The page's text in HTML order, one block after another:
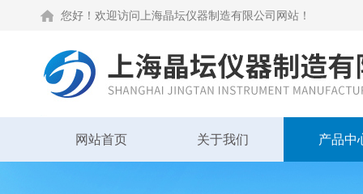
您好！欢迎访问上海晶坛仪器制造有限公司网站！
网站首页 关于我们 产品中